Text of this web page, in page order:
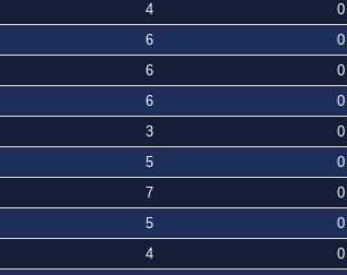
4
0
6
0
6
0
6
0
3
0
5
0
7
0
5
0
4
0